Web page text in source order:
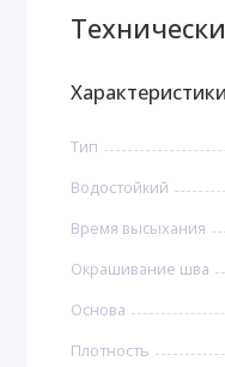
Характеристики
Тип
Водостойкий
Время высыхания
Окрашивание шва
Основа
Плотность